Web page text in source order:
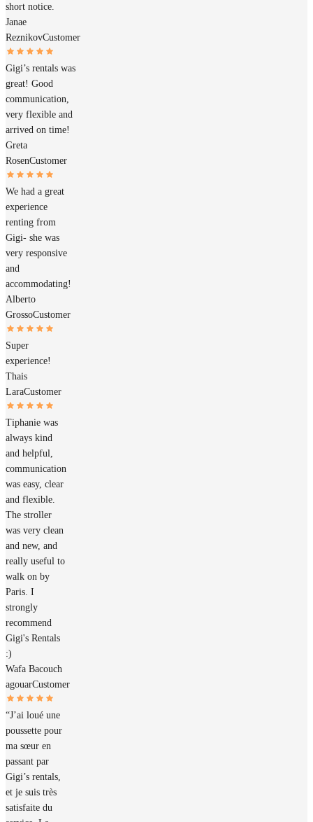
short notice.
Janae
ReznikovCustomer
Gigi’s rentals was
great! Good
communication,
very flexible and
arrived on time!
Greta
RosenCustomer
We had a great
experience
renting from
Gigi- she was
very responsive
and
accommodating!
Alberto
GrossoCustomer
Super
experience!
Thais
LaraCustomer
Tiphanie was
always kind
and helpful,
communication
was easy, clear
and flexible.
The stroller
was very clean
and new, and
really useful to
walk on by
Paris. I
strongly
recommend
Gigi's Rentals
:)
Wafa Bacouch
agouarCustomer
“J’ai loué une
poussette pour
ma sœur en
passant par
Gigi’s rentals,
et je suis très
satisfaite du